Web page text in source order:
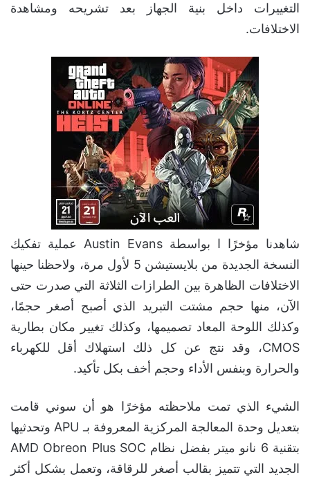
التغييرات داخل بنية الجهاز بعد تشريحه ومشاهدة
الاختلافات.
شاهدنا مؤخرًا ا بواسطة Austin Evans عملية تفكيك
النسخة الجديدة من بلايستيشن 5 لأول مرة، ولاحظنا حينها
الاختلافات الظاهرة بين الطرازات الثلاثة التي صدرت حتى
الآن، منها حجم مشتت التبريد الذي أصبح أصغر حجمًا،
وكذلك اللوحة المعاد تصميمها، وكذلك تغيير مكان بطارية
CMOS، وقد نتج عن كل ذلك استهلاك أقل للكهرباء
والحرارة وبنفس الأداء وحجم أخف بكل تأكيد.
الشيء الذي تمت ملاحظته مؤخرًا هو أن سوني قامت
بتعديل وحدة المعالجة المركزية المعروفة بـ APU وتحدثيها
بتقنية 6 نانو ميتر بفضل نظام AMD Obreon Plus SOC
الجديد التي تتميز بقالب أصغر للرقاقة، وتعمل بشكل أكثر